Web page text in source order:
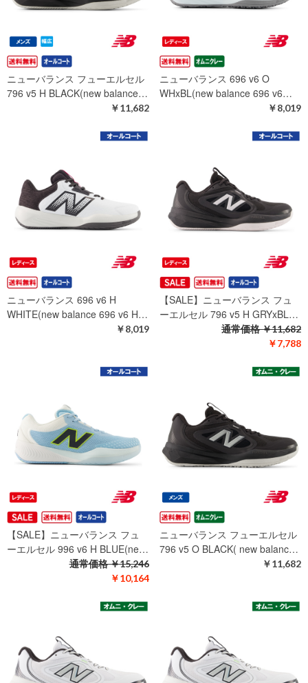
ニューバランス フューエルセル
796 v5 H BLACK(new balance…
￥11,682
ニューバランス 696 v6 O
WHxBL(new balance 696 v6…
￥8,019
ニューバランス 696 v6 H
WHITE(new balance 696 v6 H…
￥8,019
【SALE】ニューバランス フュ
ーエルセル 796 v5 H GRYxBL…
￥7,788
通常価格￥11,682
【SALE】ニューバランス フュ
ーエルセル 996 v6 H BLUE(ne…
￥10,164
通常価格￥15,246
ニューバランス フューエルセル
796 v5 O BLACK( new balanc…
￥11,682